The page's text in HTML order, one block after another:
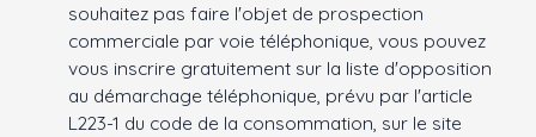
souhaitez pas faire l'objet de prospection
commerciale par voie téléphonique, vous pouvez
vous inscrire gratuitement sur la liste d'opposition
au démarchage téléphonique, prévu par l'article
L223-1 du code de la consommation, sur le site